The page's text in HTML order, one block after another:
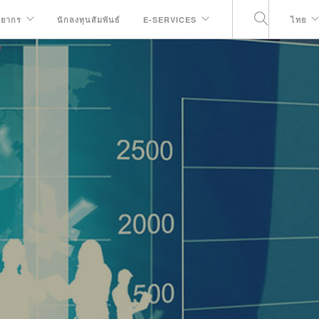
ากร นักลงทุนสัมพันธ์ E-SERVICES ไทย